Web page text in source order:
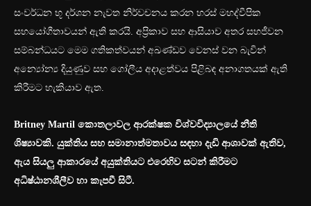
සංවර්ධන භූ දර්ශන නැවත නිර්වචනය කරන හරස් මහද්වීපික
සහයෝගීතාවයන් ඇති කරයි. අප්‍රිකාව සහ ආසියාව අතර සහජීවන
සම්බන්ධයට මෙම ගතිකත්වයන් අඛණ්ඩව වෙනස් වන බැවින්
අන්‍යෝන්‍ය දියුණුව සහ ගෝලීය අදාළත්වය පිළිබඳ අනාගතයක් ඇති
කිරීමට හැකියාව ඇත.
Britney Martil කොතලාවල ආරක්ෂක විශ්වවිද්‍යාලයේ නීති
ශිෂ්‍යාවකි. යුක්තිය සහ සමානාත්මතාවය සඳහා දැඩි ආශාවක් ඇතිව,
ඇය සියලු ආකාරයේ අයුක්තියට එරෙහිව සටන් කිරීමට
අධිෂ්ඨානශීලීව හා කැපවී සිටී.